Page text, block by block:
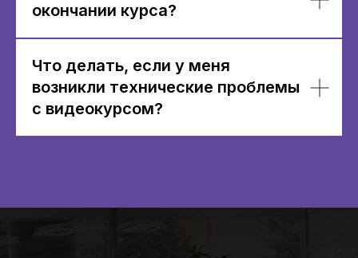
окончании курса?
Что делать, если у меня
возникли технические проблемы
с видеокурсом?